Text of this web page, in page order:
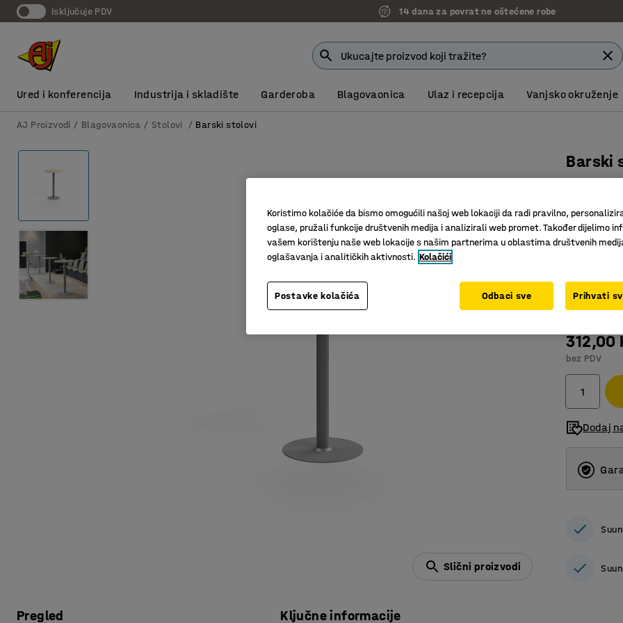
Isključuje PDV 14 dana za povrat ne oštećene robe
Ured i konferencija Industrija i skladište Garderoba Blagovaonica Ulaz i recepcija Vanjsko okruženje
AJ Proizvodi Blagovaonica Stolovi Barski stolovi
Slični proizvodi
Pregled Ključne informacije
Barski
Izdržljiv
Za
Boja
312,00
bez PDV
Dodaj
Koristimo kolačiće da bismo omogućili našoj web lokaciji da radi pravilno,
oglase, pružali funkcije društvenih medija i analizirali web promet. Također dijelimo
vašem korištenju naše web lokacije s našim partnerima u oblastima društvenih
oglašavanja i analitičkih aktivnosti. Kolačići
Postavke kolačića Odbaci sve Prihvati